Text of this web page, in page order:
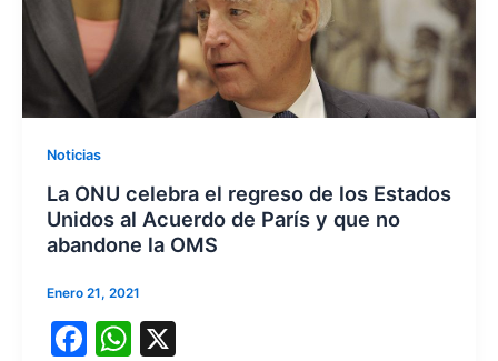
Noticias
La ONU celebra el regreso de los Estados
Unidos al Acuerdo de París y que no
abandone la OMS
Enero 21, 2021
F W X